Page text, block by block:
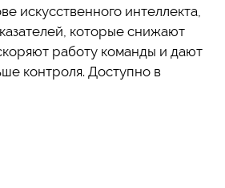
искусственного интеллекта,
которые снижают
работу команды и дают
контроля. Доступно в